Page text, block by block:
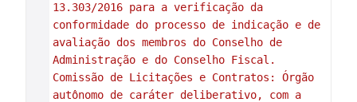
13.303/2016 para a verificação da
conformidade do processo de indicação e de
avaliação dos membros do Conselho de
Administração e do Conselho Fiscal.
Comissão de Licitações e Contratos: Órgão
autônomo de caráter deliberativo, com a